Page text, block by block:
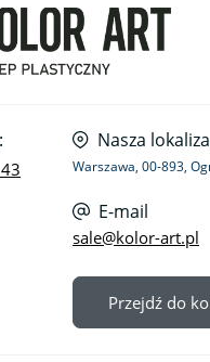
Nasza
Warszawa, 00-893,
E-mail
sale@kolor-art.pl
Przejdź do